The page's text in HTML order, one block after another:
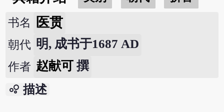
书名 医贯
朝代 明, 成书于1687 AD
作者 赵献可 撰
bubble_chart 描述